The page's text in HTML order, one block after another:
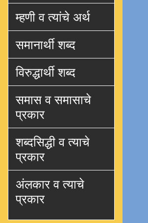
म्हणी व त्यांचे अर्थ
समानार्थी शब्द
विरुद्धार्थी शब्द
समास व समासाचे
प्रकार
शब्दसिद्धी व त्याचे
प्रकार
अंलकार व त्याचे
प्रकार